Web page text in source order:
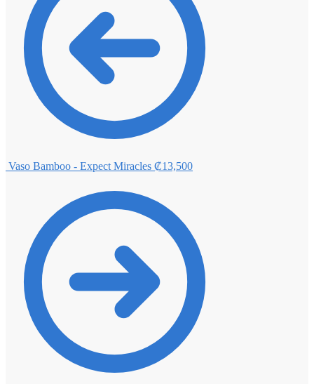
Vaso Bamboo - Expect Miracles ₡13,500